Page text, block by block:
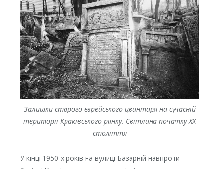
Залишки старого єврейського цвинтаря на сучасній
території Краківського ринку. Світлина початку XX
століття
У кінці 1950-х років на вулиці Базарній навпроти